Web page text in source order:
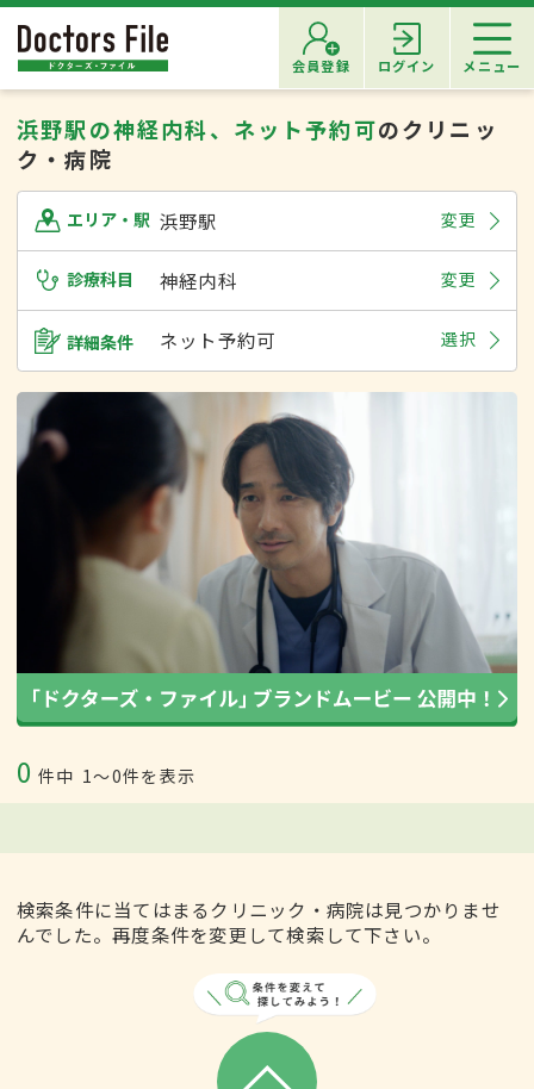
会員登録 ログイン メニュー
浜野駅の神経内科、ネット予約可のクリニッ
ク・病院
エリア・駅 浜野駅 変更
診療科目 神経内科 変更
詳細条件 ネット予約可 選択
0 件中 1〜0件を表示
検索条件に当てはまるクリニック・病院は見つかりませ
んでした。再度条件を変更して検索して下さい。